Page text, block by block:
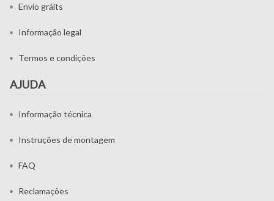
Envio gráits
Informação legal
Termos e condições
AJUDA
Informação técnica
Instruções de montagem
FAQ
Reclamações